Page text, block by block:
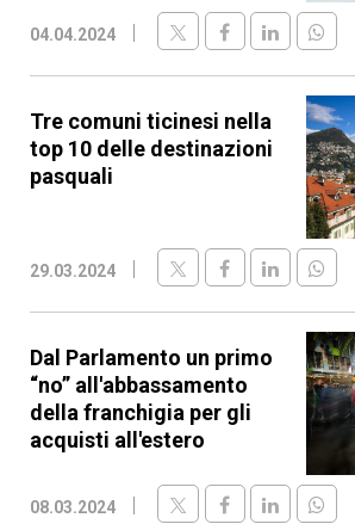
04.04.2024
Tre comuni ticinesi nella
top 10 delle destinazioni
pasquali
29.03.2024
Dal Parlamento un primo
“no” all'abbassamento
della franchigia per gli
acquisti all'estero
08.03.2024